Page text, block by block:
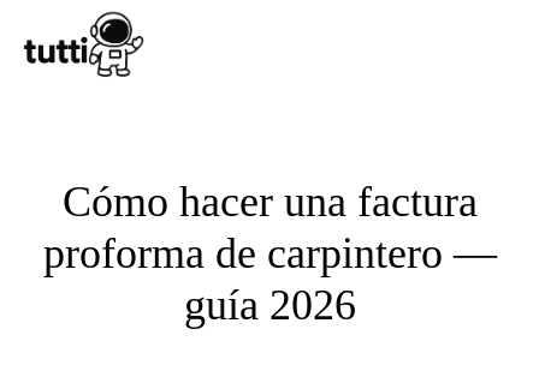
Cómo hacer una factura
proforma de carpintero —
guía 2026